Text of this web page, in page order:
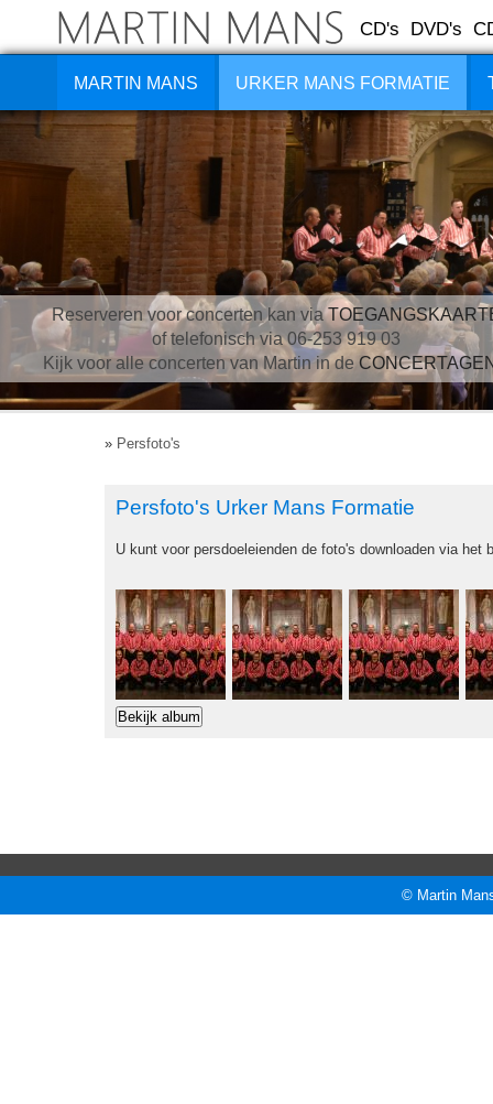
CD's DVD's
MARTIN MANS URKER MANS FORMATIE
Reserveren voor concerten kan via
of telefonisch via 06-253 919 03
Kijk voor alle concerten van Martin in de
» Persfoto's
Persfoto's Urker Mans Formatie
U kunt voor persdoeleienden de foto's downloaden via het
© Martin